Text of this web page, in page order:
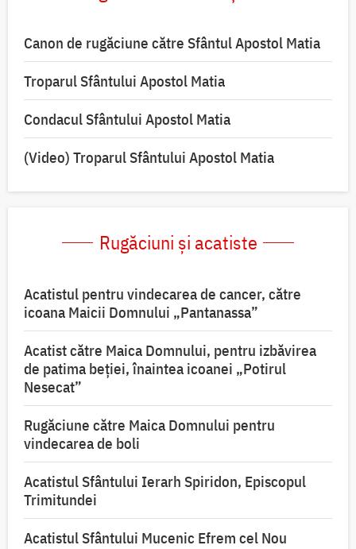
Canon de rugăciune către Sfântul Apostol Matia
Troparul Sfântului Apostol Matia
Condacul Sfântului Apostol Matia
(Video) Troparul Sfântului Apostol Matia
Rugăciuni și acatiste
Acatistul pentru vindecarea de cancer, către
icoana Maicii Domnului „Pantanassa”
Acatist către Maica Domnului, pentru izbăvirea
de patima beției, înaintea icoanei „Potirul
Nesecat”
Rugăciune către Maica Domnului pentru
vindecarea de boli
Acatistul Sfântului Ierarh Spiridon, Episcopul
Trimitundei
Acatistul Sfântului Mucenic Efrem cel Nou